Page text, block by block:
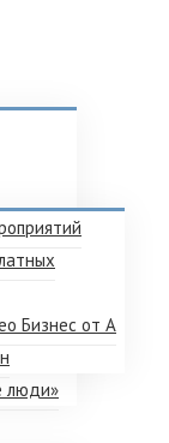
Бизнес от А
люди»